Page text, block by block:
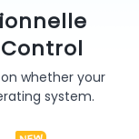
whether your
system.